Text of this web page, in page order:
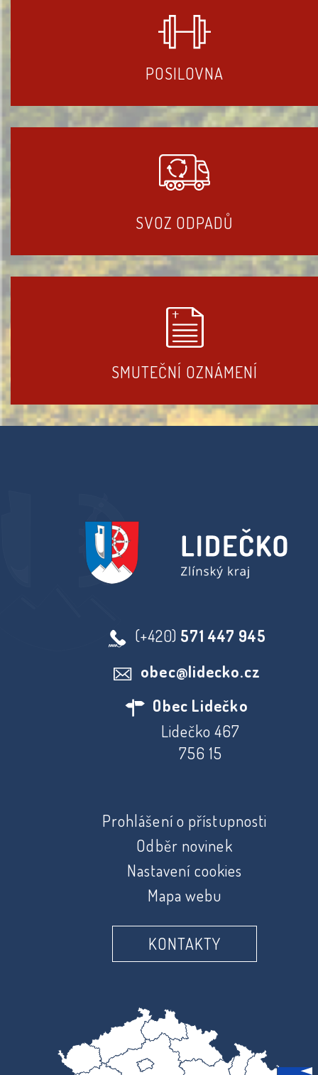
POSILOVNA
SVOZ ODPADŮ
SMUTEČNÍ OZNÁMENÍ
(+420) 571 447 945
obec@lidecko.cz
Obec Lidečko
Lidečko 467
756 15
Prohlášení o přístupnosti
Odběr novinek
Nastavení cookies
Mapa webu
KONTAKTY